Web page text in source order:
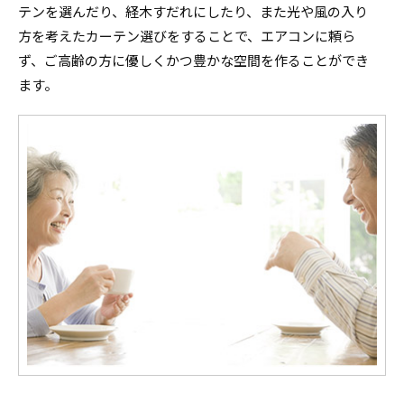
テンを選んだり、経木すだれにしたり、また光や風の入り
方を考えたカーテン選びをすることで、エアコンに頼ら
ず、ご高齢の方に優しくかつ豊かな空間を作ることができ
ます。